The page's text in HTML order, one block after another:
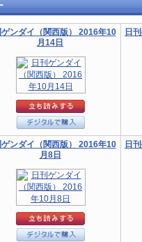
ゲンダイ（関西版） 2016年10
月14日
日
ゲンダイ（関西版） 2016年10
月8日
日